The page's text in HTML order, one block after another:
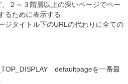
、２～３階層以上の深いページでペー
るために表示する
ジタイトル下のURLの代わりに全ての
defaultpageを一番最